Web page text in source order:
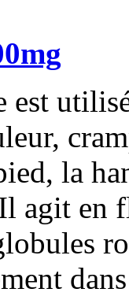
est
la
agit en